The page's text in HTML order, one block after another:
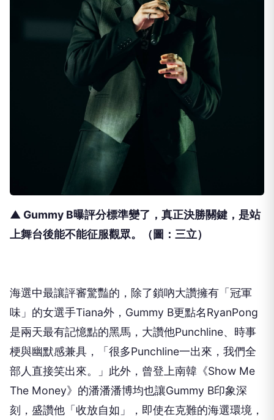
▲ Gummy B曝評分標準變了，真正決勝關鍵，是站
上舞台後能不能征服觀眾。（圖：三立）
海選中最讓評審驚豔的，除了鎖吶大讚擁有「冠軍
味」的女選手Tiana外，Gummy B更點名RyanPong
是兩天最有記憶點的黑馬，大讚他Punchline、時事
梗與幽默感兼具，「很多Punchline一出來，我們全
部人直接笑出來。」此外，曾登上南韓《Show Me
The Money》的潘潘潘博均也讓Gummy B印象深
刻，盛讚他「收放自如」，即使在克難的海選環境，